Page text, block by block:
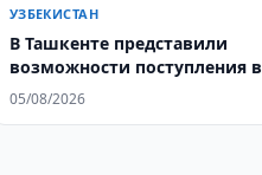
УЗБЕКИСТАН
В Ташкенте представили
возможности поступления в
филиал МГТУ имени Баумана
05/08/2026